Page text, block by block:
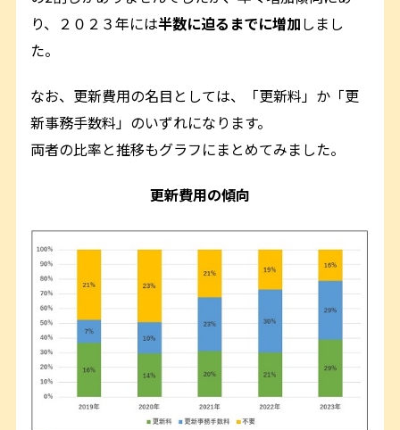
り、２０２３年には半数に迫るまでに増加しまし
た。
なお、更新費用の名目としては、「更新料」か「更
新事務手数料」のいずれになります。
両者の比率と推移もグラフにまとめてみました。
更新費用の傾向